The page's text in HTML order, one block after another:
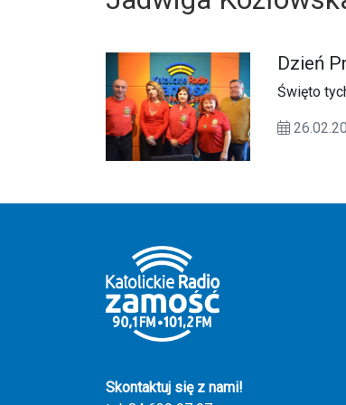
Dzień
Święto
Skontaktuj się z nami!